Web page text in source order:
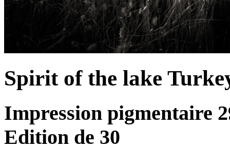
Spirit of the lake
Impression pigmentaire
Edition de 30